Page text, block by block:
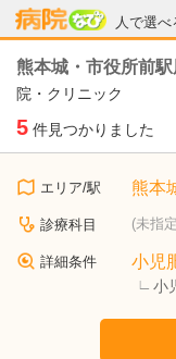
人で選
病院なび
熊本城・市役所前
院・クリニック
5 件見つかりました
エリア/駅 熊本
診療科目 (未指
詳細条件 小児
小